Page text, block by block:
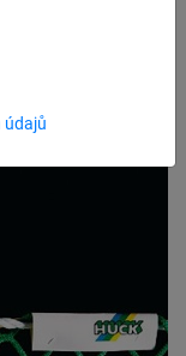
údajů